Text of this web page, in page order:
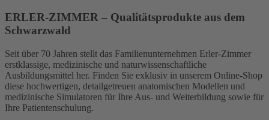
ERLER-ZIMMER – Qualitätsprodukte aus dem
Schwarzwald
Seit über 70 Jahren stellt das Familienunternehmen Erler-Zimmer
erstklassige, medizinische und naturwissenschaftliche
Ausbildungsmittel her. Finden Sie exklusiv in unserem Online-Shop
diese hochwertigen, detailgetreuen anatomischen Modellen und
medizinische Simulatoren für Ihre Aus- und Weiterbildung sowie für
Ihre Patientenschulung.